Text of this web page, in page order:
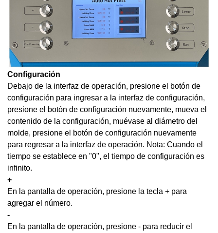
Configuración
Debajo de la interfaz de operación, presione el botón de
configuración para ingresar a la interfaz de configuración,
presione el botón de configuración nuevamente, mueva el
contenido de la configuración, muévase al diámetro del
molde, presione el botón de configuración nuevamente
para regresar a la interfaz de operación. Nota: Cuando el
tiempo se establece en "0", el tiempo de configuración es
infinito.
+
En la pantalla de operación, presione la tecla + para
agregar el número.
-
En la pantalla de operación, presione - para reducir el